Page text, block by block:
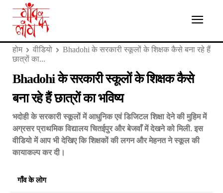
होम वीडियो
Bhadohi के सरकारी स्कूलों के शिक्षक कैसे बना रहे हैं
छात्रों का...
Bhadohi के सरकारी स्कूलों के शिक्षक कैसे
बना रहे हैं छात्रों का भविष्य
भदोही के सरकारी स्कूलों में आधुनिक एवं डिजिटल शिक्षा देने की मुहिम में
अग्रसर प्राथमिक विद्यालय चितईपुर और बेजवाँ में देखने को मिली. इस
वीडियो में आप भी देखिए कि शिक्षकों की लगन और मेहनत ने स्कूल की
कायाकल्प कर दी।
गाँव के लोग